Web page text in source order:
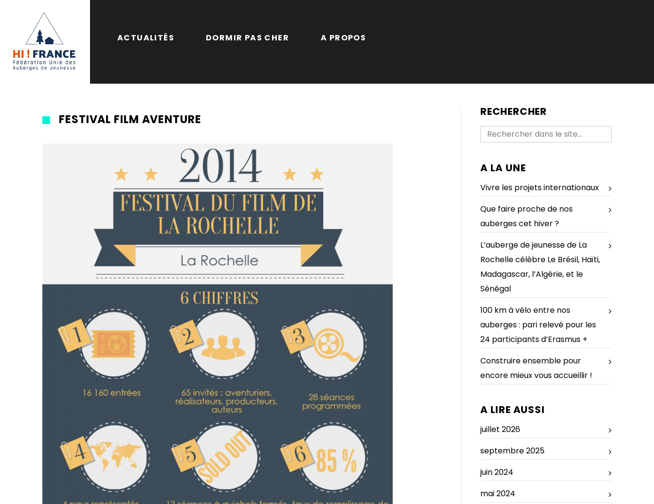
ACTUALITÉS DORMIR PAS CHER A PROPOS
FESTIVAL FILM AVENTURE
RECHERCHER
A LA UNE
Vivre les projets internationaux
Que faire proche de nos
auberges cet hiver ?
L’auberge de jeunesse de La
Rochelle célèbre Le Brésil, Haïti,
Madagascar, l’Algérie, et le
Sénégal
100 km à vélo entre nos
auberges : pari relevé pour les
24 participants d’Erasmus +
Construire ensemble pour
encore mieux vous accueillir !
A LIRE AUSSI
juillet 2026
septembre 2025
juin 2024
mai 2024